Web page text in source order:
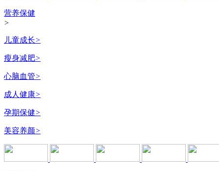
营养保健
>
儿童成长>
瘦身减肥>
心脑血管>
成人健康>
孕期保健>
美容养颜>